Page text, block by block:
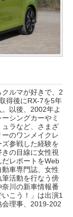
ルマが好きで、2
得後にRX-7を5年
以後、2002年よ
シングカーやミ
ュラなど、さまざ
ーのワンメイクレ
参戦した経験を
の目線に女性視
だレポートをWeb
動車専門誌、女性
活動を行なう傍
奈川の新車情報番
こう！」は出演1
理事、2019-202